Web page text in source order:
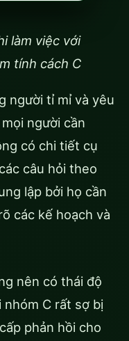
làm việc với
tính cách C
người tỉ mỉ và yêu
người cần
có chi tiết cụ
câu hỏi theo
lập bởi họ cần
các kế hoạch và
nên có thái độ
nhóm C rất sợ bị
phản hồi cho